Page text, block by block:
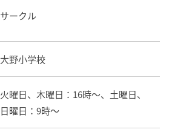
サークル
大野小学校
火曜日、木曜日：16時～、土曜日、
日曜日：9時～